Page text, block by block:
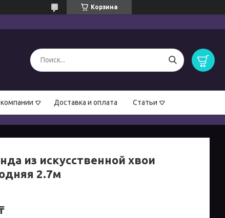
Корзина
Доставка и оплата Статьи
из искусственной хвои
2.7м